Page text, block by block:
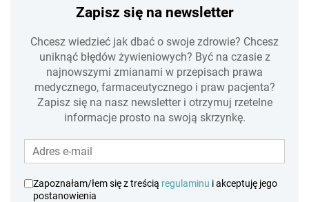
Zapisz się na newsletter
Chcesz wiedzieć jak dbać o swoje zdrowie? Chcesz
uniknąć błędów żywieniowych? Być na czasie z
najnowszymi zmianami w przepisach prawa
medycznego, farmaceutycznego i praw pacjenta?
Zapisz się na nasz newsletter i otrzymuj rzetelne
informacje prosto na swoją skrzynkę.
Zapoznałam/łem się z treścią regulaminu i akceptuję jego
postanowienia